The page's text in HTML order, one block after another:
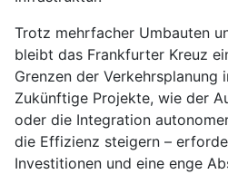
Trotz mehrfacher Umbauten
bleibt das Frankfurter Kreuz
Grenzen der Verkehrsplanung
Zukünftige Projekte, wie der
oder die Integration
die Effizienz steigern –
Investitionen und eine enge